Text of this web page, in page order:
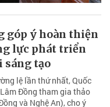
góp ý hoàn thiện
lực phát triển
sáng tạo
lệ lần thứ nhất, Quốc
Đồng tham gia thảo
và Nghệ An), cho ý